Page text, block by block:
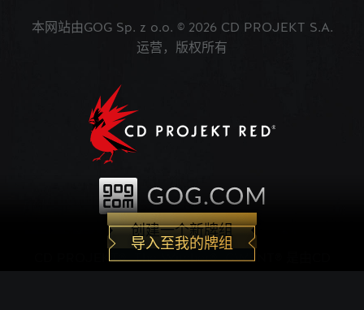
创建一个新牌组
导入至我的牌组
本网站由GOG Sp. z o.o. © 2026 CD PROJEKT S.A.
运营，版权所有
CD PROJEKT®, The Witcher®, GWENT® 是由CD